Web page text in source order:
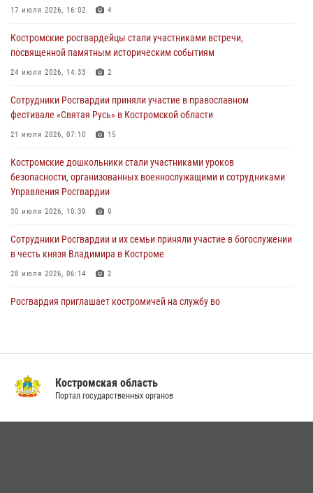
05 августа 2026, 12:04
В Росгвардии по Костромской области проходят мероприятия,
посвященные 108-й годовщине со дня рождения генерала армии
Ивана Кирилловича Яковлева
Состоялась рабочая встреча директора Росгвардии Героя России
генерала армии Виктора Золотова с заместителем полномочного
Кавказском федеральном округе Виталием Кузнецовым
31 июля 2026, 07:08 4
Росгвардейцы знакомят костромичей со службой в ведомстве
17 июля 2026, 16:02 4
Костромские росгвардейцы стали участниками встречи,
посвященной памятным историческим событиям
24 июля 2026, 14:33 2
Сотрудники Росгвардии приняли участие в православном
фестивале «Святая Русь» в Костромской области
21 июля 2026, 07:10 15
Костромские дошкольники стали участниками уроков
безопасности, организованных военнослужащими и сотрудниками
Управления Росгвардии
30 июля 2026, 10:39 9
Cотрудники Росгвардии и их семьи приняли участие в богослужении
в честь князя Владимира в Костроме
28 июля 2026, 06:14 2
Росгвардия приглашает костромичей на службу во
охраны Росгвардии за последнюю неделю в Костроме
14 июля 2026, 06:44
Костромская область
Портал государственных органов